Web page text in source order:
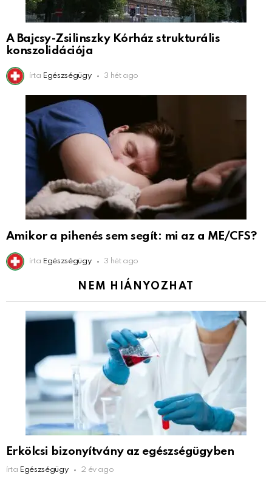
A Bajcsy-Zsilinszky Kórház strukturális
konszolidációja
írta Egészségügy 3 hét ago
Amikor a pihenés sem segít: mi az a ME/CFS?
írta Egészségügy 3 hét ago
NEM HIÁNYOZHAT
Erkölcsi bizonyítvány az egészségügyben
írta Egészségügy 2 év ago